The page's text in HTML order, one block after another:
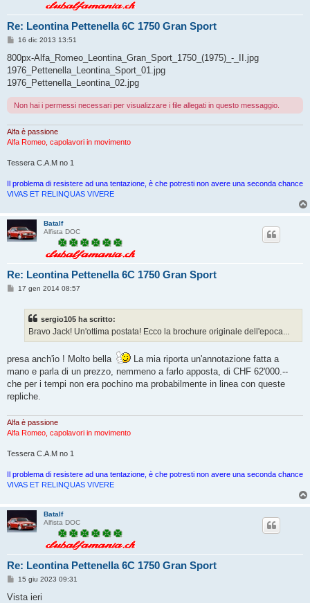
Re: Leontina Pettenella 6C 1750 Gran Sport
M
s
a
g
i
o
16 dic 2013 13:51
800px-Alfa_Romeo_Leontina_Gran_Sport_1750_(1975)_-_II.jpg
1976_Pettenella_Leontina_Sport_01.jpg
1976_Pettenella_Leontina_02.jpg
Non hai i permessi necessari per visualizzare i file allegati in questo messaggio.
Alfa è passione
Alfa Romeo, capolavori in movimento
Tessera C.A.M no 1
Il problema di resistere ad una tentazione, è che potresti non avere una seconda chance
VIVAS ET RELINQUAS VIVERE
Batalf
Alfista DOC
Re: Leontina Pettenella 6C 1750 Gran Sport
M17 gen 2014 08:57
sergio105 ha scritto:
Bravo Jack! Un'ottima postata! Ecco la brochure originale dell'epoca...
presa anch'io ! Molto bella
La mia riporta un'annotazione fatta a
mano e parla di un prezzo, nemmeno a farlo apposta, di CHF 62'000.--
che per i tempi non era pochino ma probabilmente in linea con queste
repliche.
Alfa è passione
Alfa Romeo, capolavori in movimento
Tessera C.A.M no 1
Il problema di resistere ad una tentazione, è che potresti non avere una seconda chance
VIVAS ET RELINQUAS VIVERE
Batalf
Alfista DOC
Re: Leontina Pettenella 6C 1750 Gran Sport
M
s
15 giu 2023 09:31
Vista ieri